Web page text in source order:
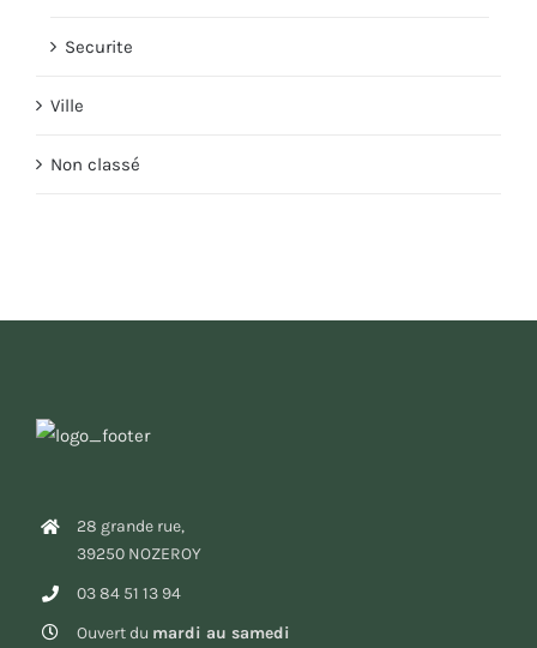
Securite
Ville
Non classé
28 grande rue,
39250 NOZEROY
03 84 51 13 94
Ouvert du mardi au samedi